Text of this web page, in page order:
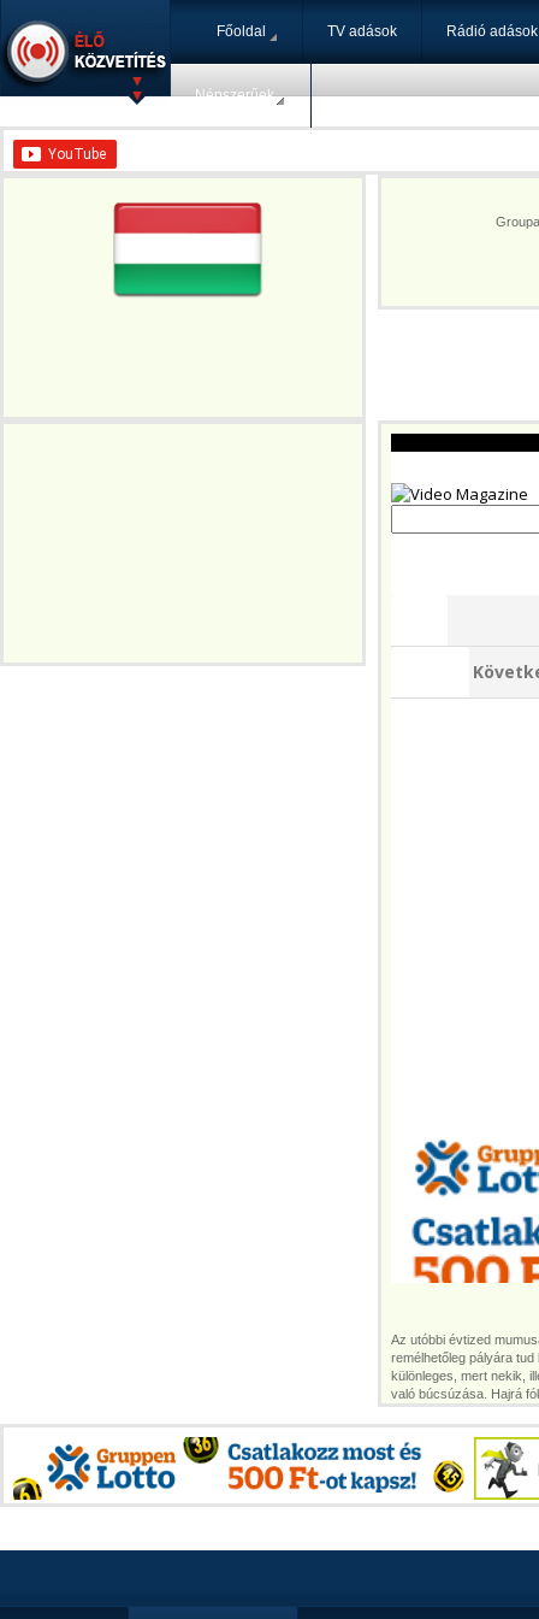
Főoldal TV adások Rádió adások
Népszerűek
Az utóbbi évtized
remélhetőleg pályára
különleges, mert nekik,
való búcsúzása. Hajrá